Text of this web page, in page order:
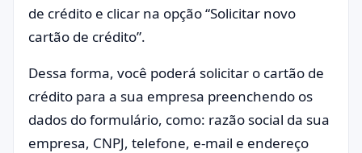
de crédito e clicar na opção “Solicitar novo
cartão de crédito”.
Dessa forma, você poderá solicitar o cartão de
crédito para a sua empresa preenchendo os
dados do formulário, como: razão social da sua
empresa, CNPJ, telefone, e-mail e endereço